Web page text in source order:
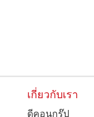
เกี่ยวกับเรา
ดีคอนกรุ๊ป